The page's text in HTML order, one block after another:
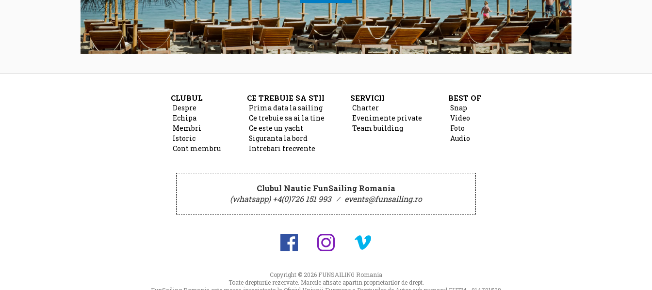
CLUBUL
Despre
Echipa
Membri
Istoric
Cont membru
CE TREBUIE SA STII
Prima data la sailing
Ce trebuie sa ai la tine
Ce este un yacht
Siguranta la bord
Intrebari frecvente
SERVICII
Charter
Evenimente private
Team building
BEST OF
Snap
Video
Foto
Audio
Clubul Nautic FunSailing Romania
(whatsapp) +4(0)726 151 993 ⁄ events@funsailing.ro
Copyright © 2026 FUNSAILING Romania
Toate drepturile rezervate. Marcile afisate apartin proprietarilor de drept.